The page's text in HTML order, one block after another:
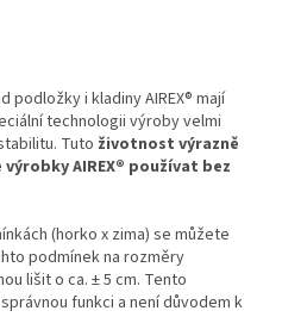
podložky i kladiny AIREX® mají
technologii výroby velmi
Tuto životnost výrazně
AIREX® používat bez
(horko x zima) se můžete
podmínek na rozměry
lišit o ca. ± 5 cm. Tento
funkci a není důvodem k